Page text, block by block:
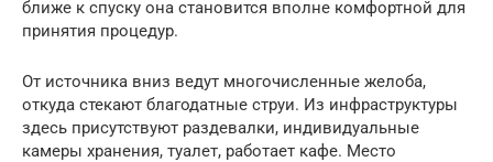
ближе к спуску она становится вполне комфортной для
принятия процедур.
От источника вниз ведут многочисленные желоба,
откуда стекают благодатные струи. Из инфраструктуры
здесь присутствуют раздевалки, индивидуальные
камеры хранения, туалет, работает кафе. Место